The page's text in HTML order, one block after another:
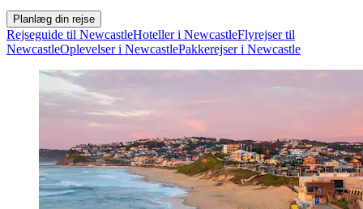
Planlæg din rejse
Rejseguide til NewcastleHoteller i NewcastleFlyrejser til
NewcastleOplevelser i NewcastlePakkerejser i Newcastle